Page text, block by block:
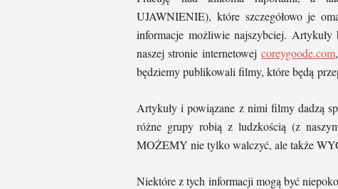
UJAWNIENIE), które szczegółowo je
informacje możliwie najszybciej.
naszej stronie internetowej coreygoode.com
będziemy publikowali filmy, które będą
Artykuły i powiązane z nimi filmy dadzą
różne grupy robią z ludzkością (z
MOŻEMY nie tylko walczyć, ale także
Niektóre z tych informacji mogą być